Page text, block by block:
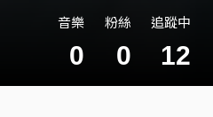
音樂
0
粉絲
0
追蹤中
12